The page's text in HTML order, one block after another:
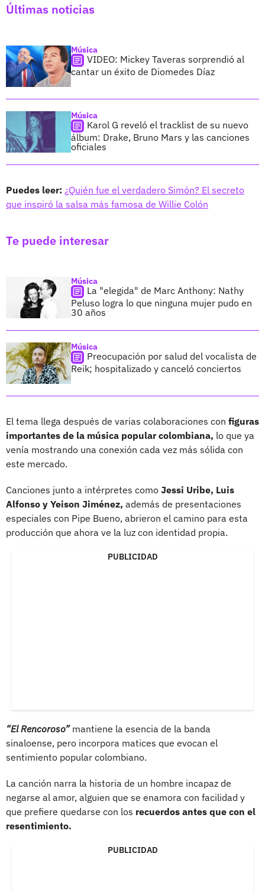
Últimas noticias
Música
VIDEO: Mickey Taveras sorprendió al
cantar un éxito de Diomedes Díaz
Música
Karol G reveló el tracklist de su nuevo
álbum: Drake, Bruno Mars y las canciones
oficiales
Puedes leer: ¿Quién fue el verdadero Simón? El secreto
que inspiró la salsa más famosa de Willie Colón
Te puede interesar
Música
La "elegida" de Marc Anthony: Nathy
Peluso logra lo que ninguna mujer pudo en
30 años
Música
Preocupación por salud del vocalista de
Reik; hospitalizado y canceló conciertos
El tema llega después de varias colaboraciones con figuras
importantes de la música popular colombiana, lo que ya
venía mostrando una conexión cada vez más sólida con
este mercado.
Canciones junto a intérpretes como Jessi Uribe, Luis
Alfonso y Yeison Jiménez, además de presentaciones
especiales con Pipe Bueno, abrieron el camino para esta
producción que ahora ve la luz con identidad propia.
PUBLICIDAD
“El Rencoroso”mantiene la esencia de la banda
sinaloense, pero incorpora matices que evocan el
sentimiento popular colombiano.
La canción narra la historia de un hombre incapaz de
negarse al amor, alguien que se enamora con facilidad y
que prefiere quedarse con los recuerdos antes que con el
resentimiento.
PUBLICIDAD